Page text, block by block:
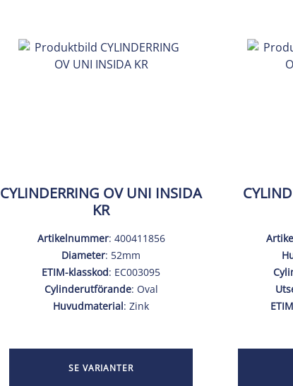
CYLINDERRING OV UNI INSIDA
KR
Artikelnummer: 400411856
Diameter: 52mm
ETIM-klasskod: EC003095
Cylinderutförande: Oval
Huvudmaterial: Zink
SE VARIANTER